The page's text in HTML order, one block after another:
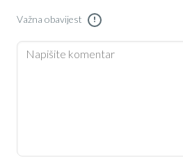
Važna obavijest !